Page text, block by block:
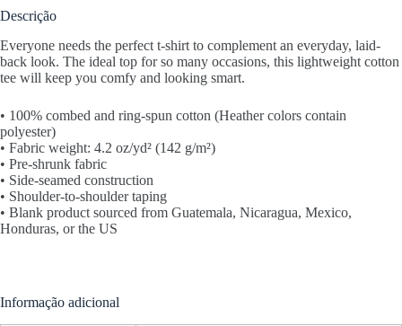
Descrição
Everyone needs the perfect t-shirt to complement an everyday, laid-
back look. The ideal top for so many occasions, this lightweight cotton
tee will keep you comfy and looking smart.
• 100% combed and ring-spun cotton (Heather colors contain
polyester)
• Fabric weight: 4.2 oz/yd² (142 g/m²)
• Pre-shrunk fabric
• Side-seamed construction
• Shoulder-to-shoulder taping
• Blank product sourced from Guatemala, Nicaragua, Mexico,
Honduras, or the US
Informação adicional